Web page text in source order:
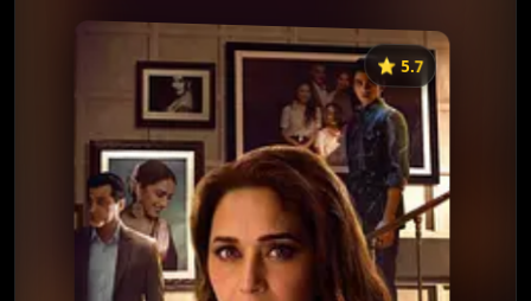
⭐️ 5.7
《名利游戏》
收藏
⭐️ 评分：5.7 | 🎬 2022年
✅ 已完结
夸克网盘